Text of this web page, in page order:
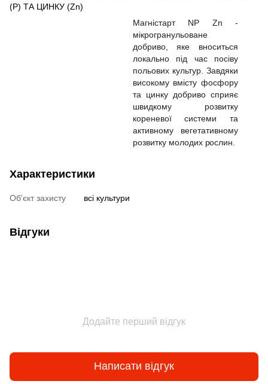
(P) TА ЦИНКУ (Zn)
МагністартNP Zn -
мікрогранульоване
добриво, яке вноситься
локально під час посіву
польових культур. Завдяки
високому вмісту фосфору
та цинку добриво сприяє
швидкому розвитку
кореневої системи та
активному вегетативному
розвитку молодих рослин.
Характеристики
Об'єкт захисту всі культури
Відгуки
Додайте перший відгук
Написати відгук